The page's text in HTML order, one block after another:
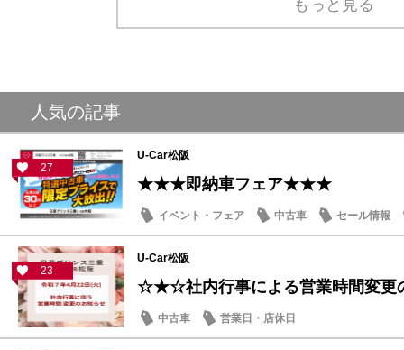
もっと見る
人気の記事
27
U-Car松阪
★★★即納車フェア★★★
イベント・フェア 中古車 セール情報
23
U-Car松阪
☆★☆社内行事による営業時間変
中古車 営業日・店休日